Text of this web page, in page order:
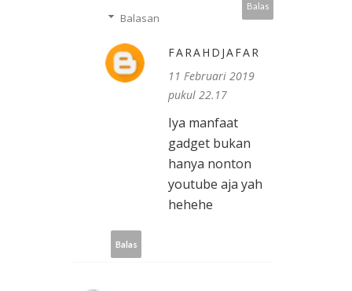
Balas
Balasan
FARAHDJAFAR
11 Februari 2019
pukul 22.17
Iya manfaat
gadget bukan
hanya nonton
youtube aja yah
hehehe
Balas